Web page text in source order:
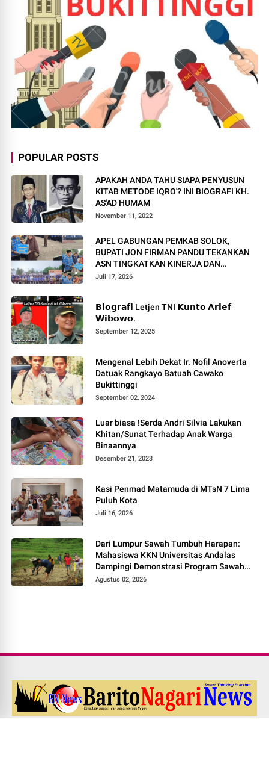
POPULAR POSTS
APAKAH ANDA TAHU SIAPA PENYUSUN
KITAB METODE IQRO'? INI BIOGRAFI KH.
AS'AD HUMAM
November 11, 2022
APEL GABUNGAN PEMKAB SOLOK,
BUPATI JON FIRMAN PANDU TEKANKAN
ASN TINGKATKAN KINERJA DAN
PELAYANAN MASYARAKAT.
Juli 17, 2026
𝗕𝗶𝗼𝗴𝗿𝗮𝗳𝗶 Letjen TNI 𝗞𝘂𝗻𝘁𝗼 𝗔𝗿𝗶𝗲𝗳
𝗪𝗶𝗯𝗼𝘄𝗼.
September 12, 2025
Mengenal Lebih Dekat Ir. Nofil Anoverta
Datuak Rangkayo Batuah Cawako
Bukittinggi
September 02, 2024
Luar biasa !Serda Andri Silvia Lakukan
Khitan/Sunat Terhadap Anak Warga
Binaannya
Desember 21, 2023
Kasi Penmad Matamuda di MTsN 7 Lima
Puluh Kota
Juli 16, 2026
Dari Lumpur Sawah Tumbuh Harapan:
Mahasiswa KKN Universitas Andalas
Dampingi Demonstrasi Program Sawah
Pokok Murah di Jorong Bayua
Agustus 02, 2026